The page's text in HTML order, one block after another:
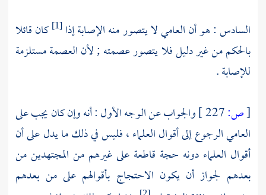
السادس : هو أن العامي لا يتصور منه الإصابة إذا [1]
كان قائلا
بالحكم من غير دليل فلا يتصور عصمته ; لأن العصمة مستلزمة
للإصابة .
[ص:
والجواب عن الوجه الأول : أنه وإن كان يجب على
العامي الرجوع إلى أقوال العلماء ، فليس في ذلك ما يدل على أن
أقوال العلماء دونه حجة قاطعة على غيرهم من المجتهدين من
بعدهم لجواز أن يكون الاحتجاج بأقوالهم على من بعدهم
[2]